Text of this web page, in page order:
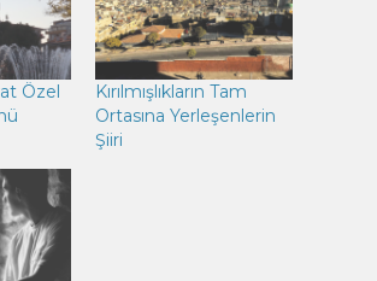
Özel
Kırılmışlıkların Tam
Ortasına Yerleşenlerin
Şiiri